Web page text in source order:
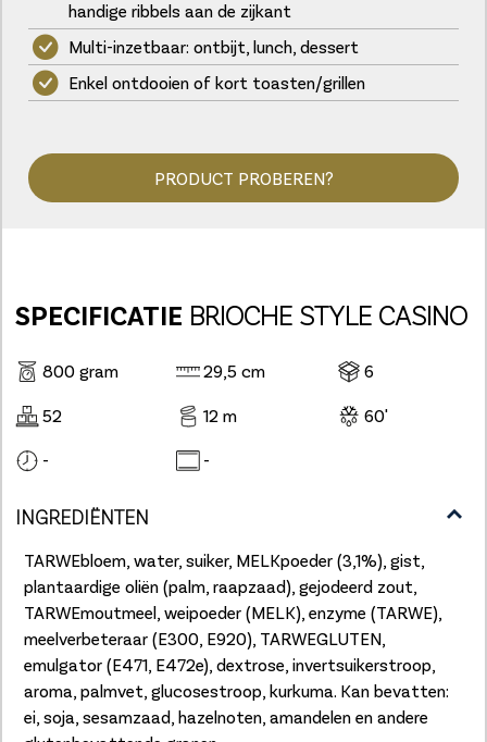
handige ribbels aan de zijkant
Multi-inzetbaar: ontbijt, lunch, dessert
Enkel ontdooien of kort toasten/grillen
PRODUCT PROBEREN?
SPECIFICATIE BRIOCHE STYLE CASINO
800 gram 29,5 cm 6
52 12 m 60'
- -
INGREDIËNTEN
TARWEbloem, water, suiker, MELKpoeder (3,1%), gist,
plantaardige oliën (palm, raapzaad), gejodeerd zout,
TARWEmoutmeel, weipoeder (MELK), enzyme (TARWE),
meelverbeteraar (E300, E920), TARWEGLUTEN,
emulgator (E471, E472e), dextrose, invertsuikerstroop,
aroma, palmvet, glucosestroop, kurkuma. Kan bevatten:
ei, soja, sesamzaad, hazelnoten, amandelen en andere